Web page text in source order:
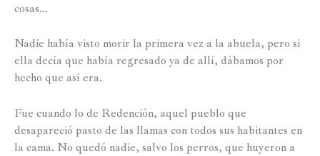
cosas…
Nadie había visto morir la primera vez a la abuela, pero si
ella decía que había regresado ya de allí, dábamos por
hecho que así era.
Fue cuando lo de Redención, aquel pueblo que
desapareció pasto de las llamas con todos sus habitantes en
la cama. No quedó nadie, salvo los perros, que huyeron a